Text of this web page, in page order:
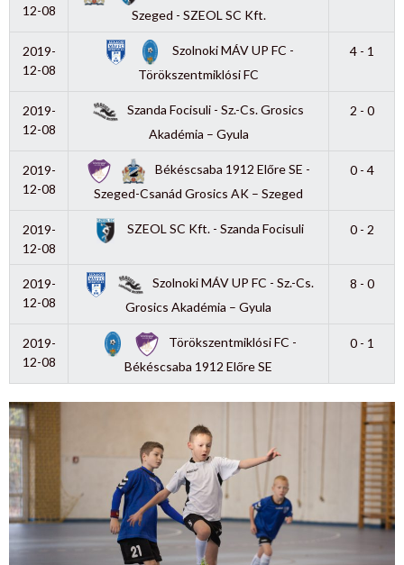
12-08
Szeged - SZEOL SC Kft.
2019-
12-08
Szolnoki MÁV UP FC -
Törökszentmiklósi FC
4 - 1
2019-
12-08
Szanda Focisuli - Sz.-Cs. Grosics
Akadémia – Gyula
2 - 0
2019-
12-08
Békéscsaba 1912 Előre SE -
Szeged-Csanád Grosics AK – Szeged
0 - 4
2019-
12-08
SZEOL SC Kft. - Szanda Focisuli 0 - 2
2019-
12-08
Szolnoki MÁV UP FC - Sz.-Cs.
Grosics Akadémia – Gyula
8 - 0
2019-
12-08
Törökszentmiklósi FC -
Békéscsaba 1912 Előre SE
0 - 1